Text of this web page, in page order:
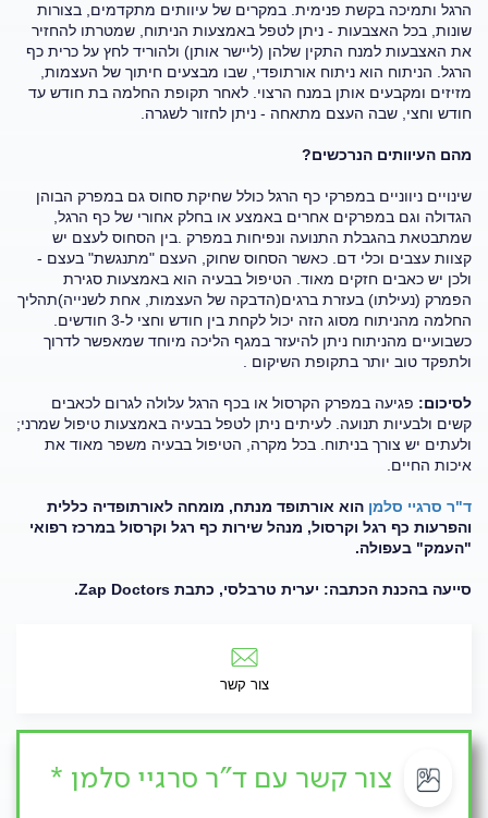
הרגל ותמיכה בקשת פנימית. במקרים של עיוותים מתקדמים, בצורות
שונות, בכל האצבעות - ניתן לטפל באמצעות הניתוח, שמטרתו להחזיר
את האצבעות למנח התקין שלהן (ליישר אותן) ולהוריד לחץ על כרית כף
הרגל. הניתוח הוא ניתוח אורתופדי, שבו מבצעים חיתוך של העצמות,
מזיזים ומקבעים אותן במנח הרצוי. לאחר תקופת החלמה בת חודש עד
חודש וחצי, שבה העצם מתאחה - ניתן לחזור לשגרה.
מהם העיוותים הנרכשים?
שינויים ניווניים במפרקי כף הרגל כולל שחיקת סחוס גם במפרק הבוהן
הגדולה וגם במפרקים אחרים באמצע או בחלק אחורי של כף הרגל,
שמתבטאת בהגבלת התנועה ונפיחות במפרק .בין הסחוס לעצם יש
קצוות עצבים וכלי דם. כאשר הסחוס שחוק, העצם "מתנגשת" בעצם -
ולכן יש כאבים חזקים מאוד. הטיפול בבעיה הוא באמצעות סגירת
הפמרק (נעילתו) בעזרת ברגים(הדבקה של העצמות, אחת לשנייה)תהליך
החלמה מהניתוח מסוג הזה יכול לקחת בין חודש וחצי ל-3 חודשים.
כשבועיים מהניתוח ניתן להיעזר במגף הליכה מיוחד שמאפשר לדרוך
ולתפקד טוב יותר בתקופת השיקום .
לסיכום: פגיעה במפרק הקרסול או בכף הרגל עלולה לגרום לכאבים
קשים ולבעיות תנועה. לעיתים ניתן לטפל בבעיה באמצעות טיפול שמרני;
ולעתים יש צורך בניתוח. בכל מקרה, הטיפול בבעיה משפר מאוד את
איכות החיים.
ד"ר סרגיי סלמן הוא אורתופד מנתח, מומחה לאורתופדיה כללית
והפרעות כף רגל וקרסול, מנהל שירות כף רגל וקרסול במרכז רפואי
"העמק" בעפולה.
סייעה בהכנת הכתבה: יערית טרבלסי, כתבת Zap Doctors.
צור קשר
צור קשר עם ד"ר סרגיי סלמן *